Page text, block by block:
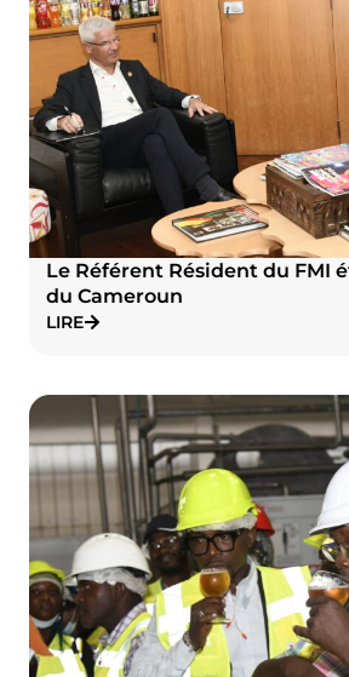
Le Référent Résident du FMI
du Cameroun
LIRE